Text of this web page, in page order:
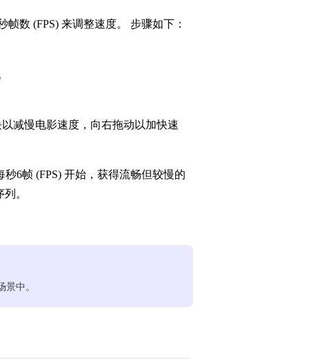
数 (FPS) 来调整速度。 步骤如下：
减慢电影速度，向右拖动以加快速
6帧 (FPS) 开始，获得流畅但较慢的
。
中。